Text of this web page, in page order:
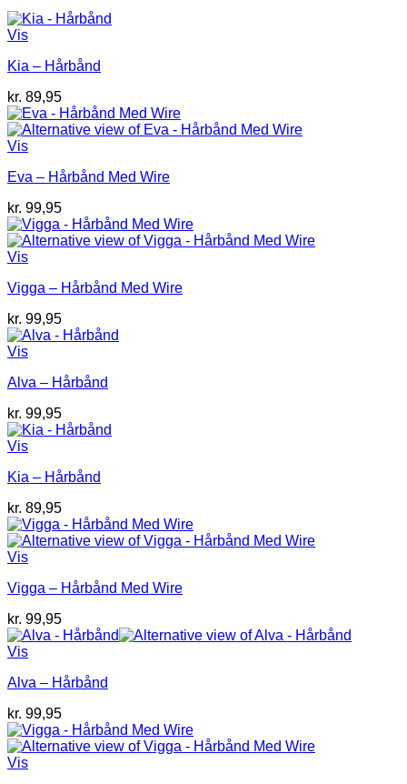
Vis
Kia – Hårbånd
kr. 89,95
Vis
Eva – Hårbånd Med Wire
kr. 99,95
Vis
Vigga – Hårbånd Med Wire
kr. 99,95
Vis
Alva – Hårbånd
kr. 99,95
Vis
Kia – Hårbånd
kr. 89,95
Vis
Vigga – Hårbånd Med Wire
kr. 99,95
Vis
Alva – Hårbånd
kr. 99,95
Vis